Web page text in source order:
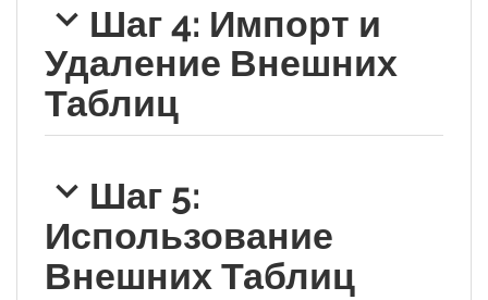
Шаг 4: Импорт и
Удаление Внешних
Таблиц
Шаг 5:
Использование
Внешних Таблиц